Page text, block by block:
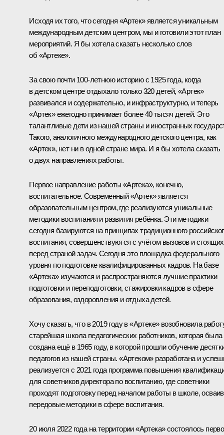
Исходя их того, что сегодня «Артек» является уникальным
международным детским центром, мы и готовили этот план
мероприятий. Я бы хотела сказать несколько слов
об «Артеке».
За свою почти 100-летнюю историю с 1925 года, когда
в детском центре отдыхало только 320 детей, «Артек»
развивался и содержательно, и инфраструктурно, и теперь
«Артек» ежегодно принимает более 40 тысяч детей. Это
талантливые дети из нашей страны и иностранных
Такого, аналогичного международного детского центра, как
«Артек», нет ни в одной стране мира. И я бы хотела сказать
о двух направлениях работы.
Первое направление работы «Артека», конечно,
воспитательное. Современный «Артек» является
образовательным центром, где реализуются уникальные
методики воспитания и развития ребёнка. Эти методики
сегодня базируются на принципах традиционного
воспитания, совершенствуются с учётом вызовов и стоящих
перед страной задач. Сегодня это площадка федерального
уровня по подготовке квалифицированных кадров. На базе
«Артека» изучаются и распространяются лучшие практики
подготовки и переподготовки, стажировки кадров в сфере
образования, оздоровления и отдыха детей.
Хочу сказать, что в 2019 году в «Артеке» возобновила
старейшая школа педагогических работников, которая была
создана ещё в 1965 году, в которой прошли обучение
педагогов из нашей страны. «Артеком» разработана и
реализуется с 2021 года программа повышения
для советников директора по воспитанию, где советники
проходят подготовку перед началом работы в школе,
передовые методики в сфере воспитания.
20 июля 2022 года на территории «Артека» состоялось